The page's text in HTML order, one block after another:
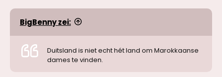
BigBenny zei:
Duitsland is niet echt hét land om Marokkaanse
dames te vinden.